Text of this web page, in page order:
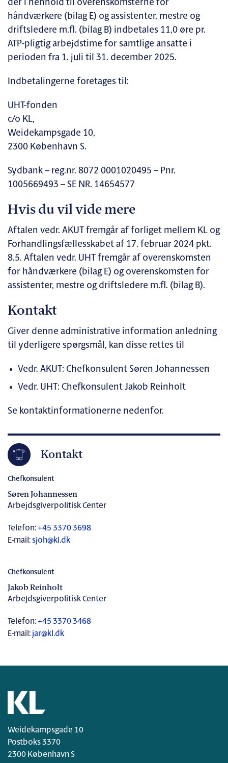
der i henhold til overenskomsterne for
håndværkere (bilag E) og assistenter, mestre og
driftsledere m.fl. (bilag B) indbetales 11,0 øre pr.
ATP-pligtig arbejdstime for samtlige ansatte i
perioden fra 1. juli til 31. december 2025.
Indbetalingerne foretages til:
UHT-fonden
c/o KL,
Weidekampsgade 10,
2300 København S.
Sydbank – reg.nr. 8072 0001020495 – Pnr.
1005669493 – SE NR. 14654577
Hvis du vil vide mere
Aftalen vedr. AKUT fremgår af forliget mellem KL og
Forhandlingsfællesskabet af 17. februar 2024 pkt.
8.5. Aftalen vedr. UHT fremgår af overenskomsten
for håndværkere (bilag E) og overenskomsten for
assistenter, mestre og driftsledere m.fl. (bilag B).
Kontakt
Giver denne administrative information anledning
til yderligere spørgsmål, kan disse rettes til
Vedr. AKUT: Chefkonsulent Søren Johannessen
Vedr. UHT: Chefkonsulent Jakob Reinholt
Se kontaktinformationerne nedenfor.
Kontakt
Chefkonsulent
Søren Johannessen
Arbejdsgiverpolitisk Center
Telefon: +45 3370 3698
E-mail:sjoh@kl.dk
Chefkonsulent
Jakob Reinholt
Arbejdsgiverpolitisk Center
Telefon: +45 3370 3468
E-mail: jar@kl.dk
Weidekampsgade 10
Postboks 3370
2300 København S